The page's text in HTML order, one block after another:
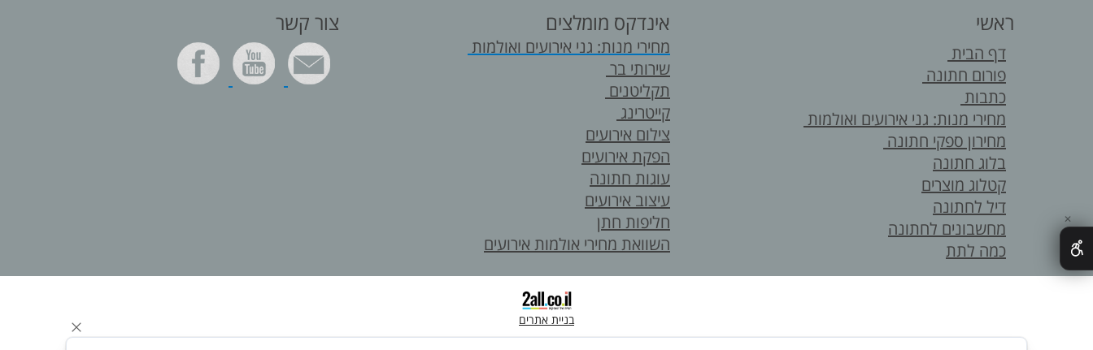
ראשי
דף הבית
פורום חתונה
כתבות
מחירי מנות: גני אירועים ואולמות
מחירון ספקי חתונה
בלוג חתונה
קטלוג מוצרים
דיל לחתונה
מחשבונים לחתונה
כמה לתת
אינדקס מומלצים
מחירי מנות: גני אירועים ואולמות
שירותי בר
תקליטנים
קייטרינג
צילום אירועים
הפקת אירועים
עוגות חתונה
עיצוב אירועים
חליפות חתן
השוואת מחירי אולמות אירועים
צור קשר
בניית אתרים
✕